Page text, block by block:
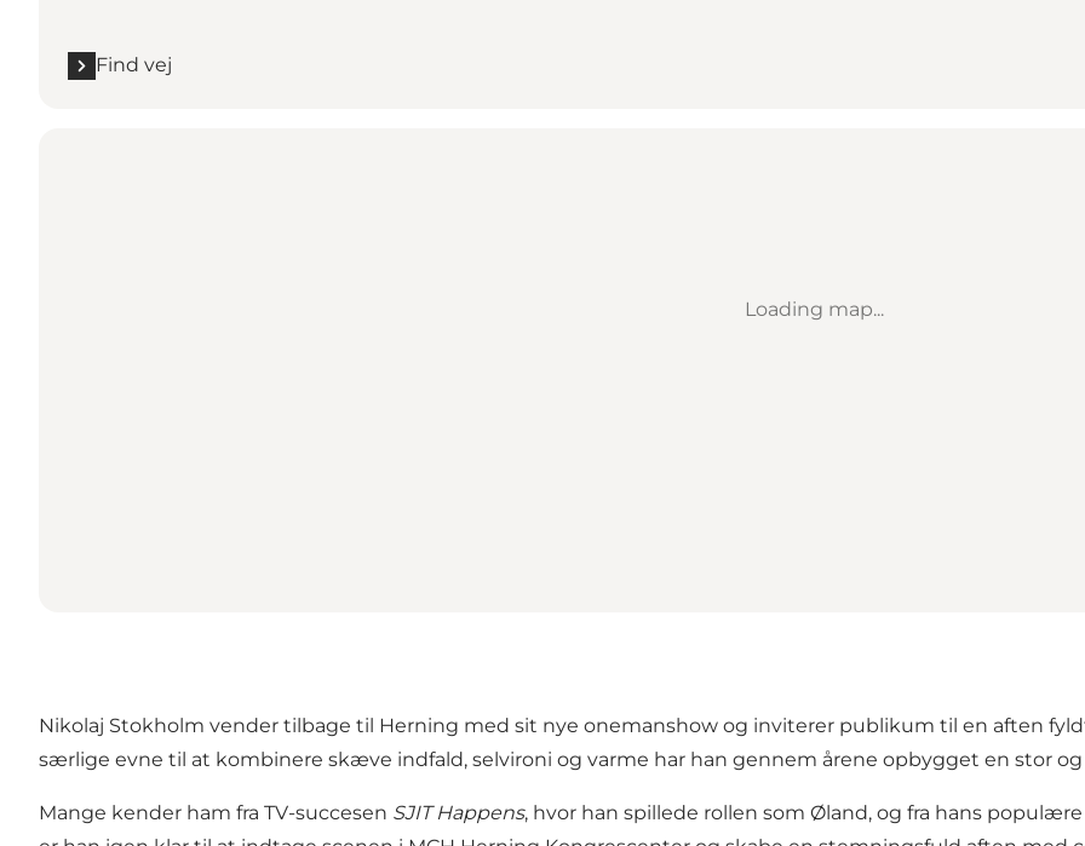
Find vej
Loading map...
Nikolaj Stokholm vender tilbage til Herning med sit nye onemanshow og inviterer publikum til en aften
særlige evne til at kombinere skæve indfald, selvironi og varme har han gennem årene opbygget en stor og
Mange kender ham fra TV-succesen SJIT Happens, hvor han spillede rollen som Øland, og fra hans